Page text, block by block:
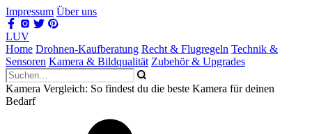
Impressum Über uns
LUV
Home Drohnen-Kaufberatung Recht & Flugregeln Technik &
Sensoren Kamera & Bildqualität Zubehör & Upgrades
Kamera Vergleich: So findest du die beste Kamera für deinen
Bedarf